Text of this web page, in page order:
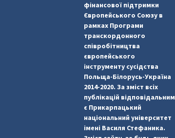
фінансової підтримки
Європейського Союзу в
рамках Програми
транскордонного
співробітництва
європейського
інструменту сусідства
Польща-Білорусь-Україна
2014-2020. За зміст всіх
публікацій відповідальним
є Прикарпацький
національний університет
імені Василя Стефаника.